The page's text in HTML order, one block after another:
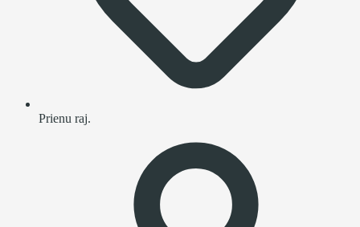
Prienu raj.